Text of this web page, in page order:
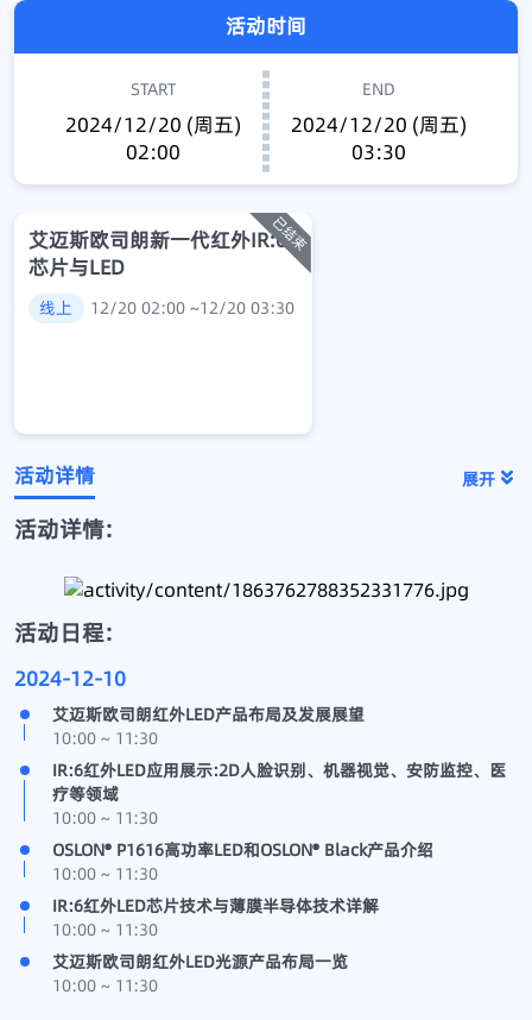
活动时间
START
2024/12/20 (周五)
02:00
END
2024/12/20 (周五)
03:30
艾迈斯欧司朗新一代红外IR:6
芯片与LED
线上 12/20 02:00 ~12/20 03:30
活动详情 展开
活动详情:
活动日程:
2024-12-10
艾迈斯欧司朗红外LED产品布局及发展展望
10:00 ~ 11:30
IR:6红外LED应用展示:2D人脸识别、机器视觉、安防监控、医
疗等领域
10:00 ~ 11:30
OSLON® P1616高功率LED和OSLON® Black产品介绍
10:00 ~ 11:30
IR:6红外LED芯片技术与薄膜半导体技术详解
10:00 ~ 11:30
艾迈斯欧司朗红外LED光源产品布局一览
10:00 ~ 11:30